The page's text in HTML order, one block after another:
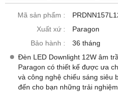
Mã sản phẩm :
Xuất xứ :
Paragon
Bảo hành :
36 tháng
Đèn LED Downlight 12W âm
Paragon có thiết kế được ưa
và công nghệ chiếu sáng siêu
đến cho bạn những trải